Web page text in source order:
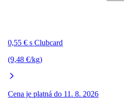
0,55 € s Clubcard
(9,48 €/kg)
Cena je platná do 11. 8. 2026